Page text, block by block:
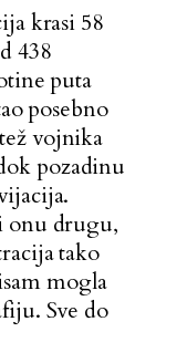
krasi 58
438
puta
posebno
vojnika
pozadinu
onu drugu,
tako
mogla
Sve do